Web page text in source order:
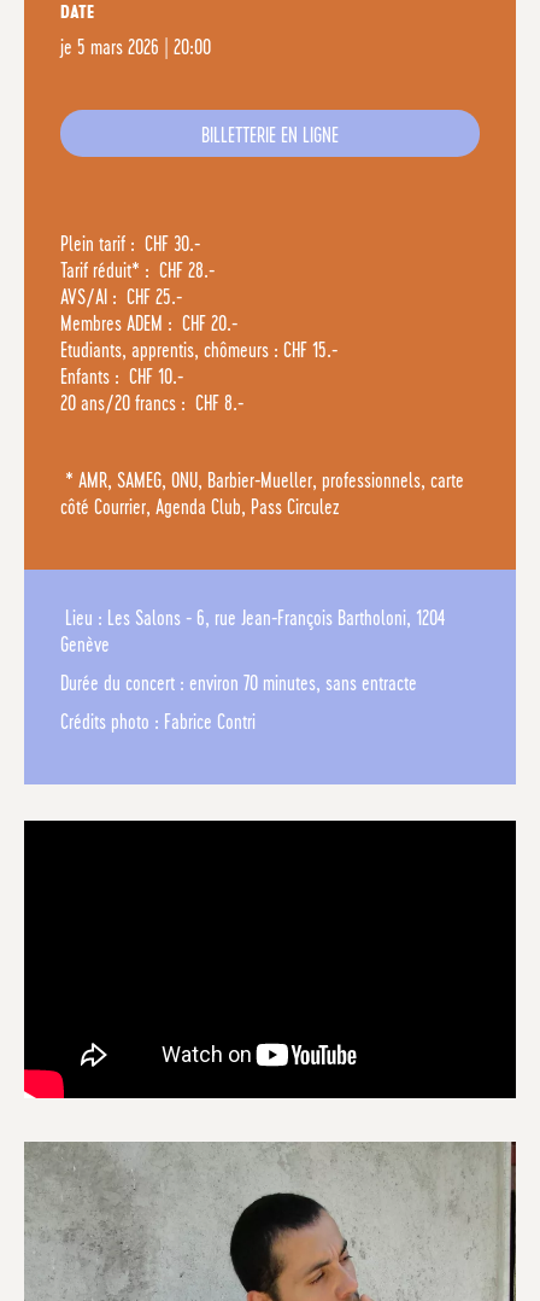
DATE
je 5 mars 2026 | 20:00
BILLETTERIE EN LIGNE
Plein tarif : CHF 30.-
Tarif réduit* : CHF 28.-
AVS/AI : CHF 25.-
Membres ADEM : CHF 20.-
Etudiants, apprentis, chômeurs : CHF 15.-
Enfants : CHF 10.-
20 ans/20 francs : CHF 8.-
* AMR, SAMEG, ONU, Barbier-Mueller, professionnels, carte
côté Courrier, Agenda Club, Pass Circulez
Lieu : Les Salons - 6, rue Jean-François Bartholoni, 1204
Genève
Durée du concert : environ 70 minutes, sans entracte
Crédits photo : Fabrice Contri